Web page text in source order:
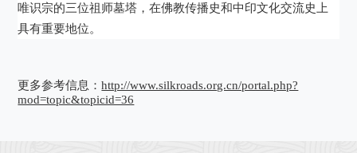
唯识宗的三位祖师墓塔，在佛教传播史和中印文化交流史上
具有重要地位。
更多参考信息：http://www.silkroads.org.cn/portal.php?
mod=topic&topicid=36